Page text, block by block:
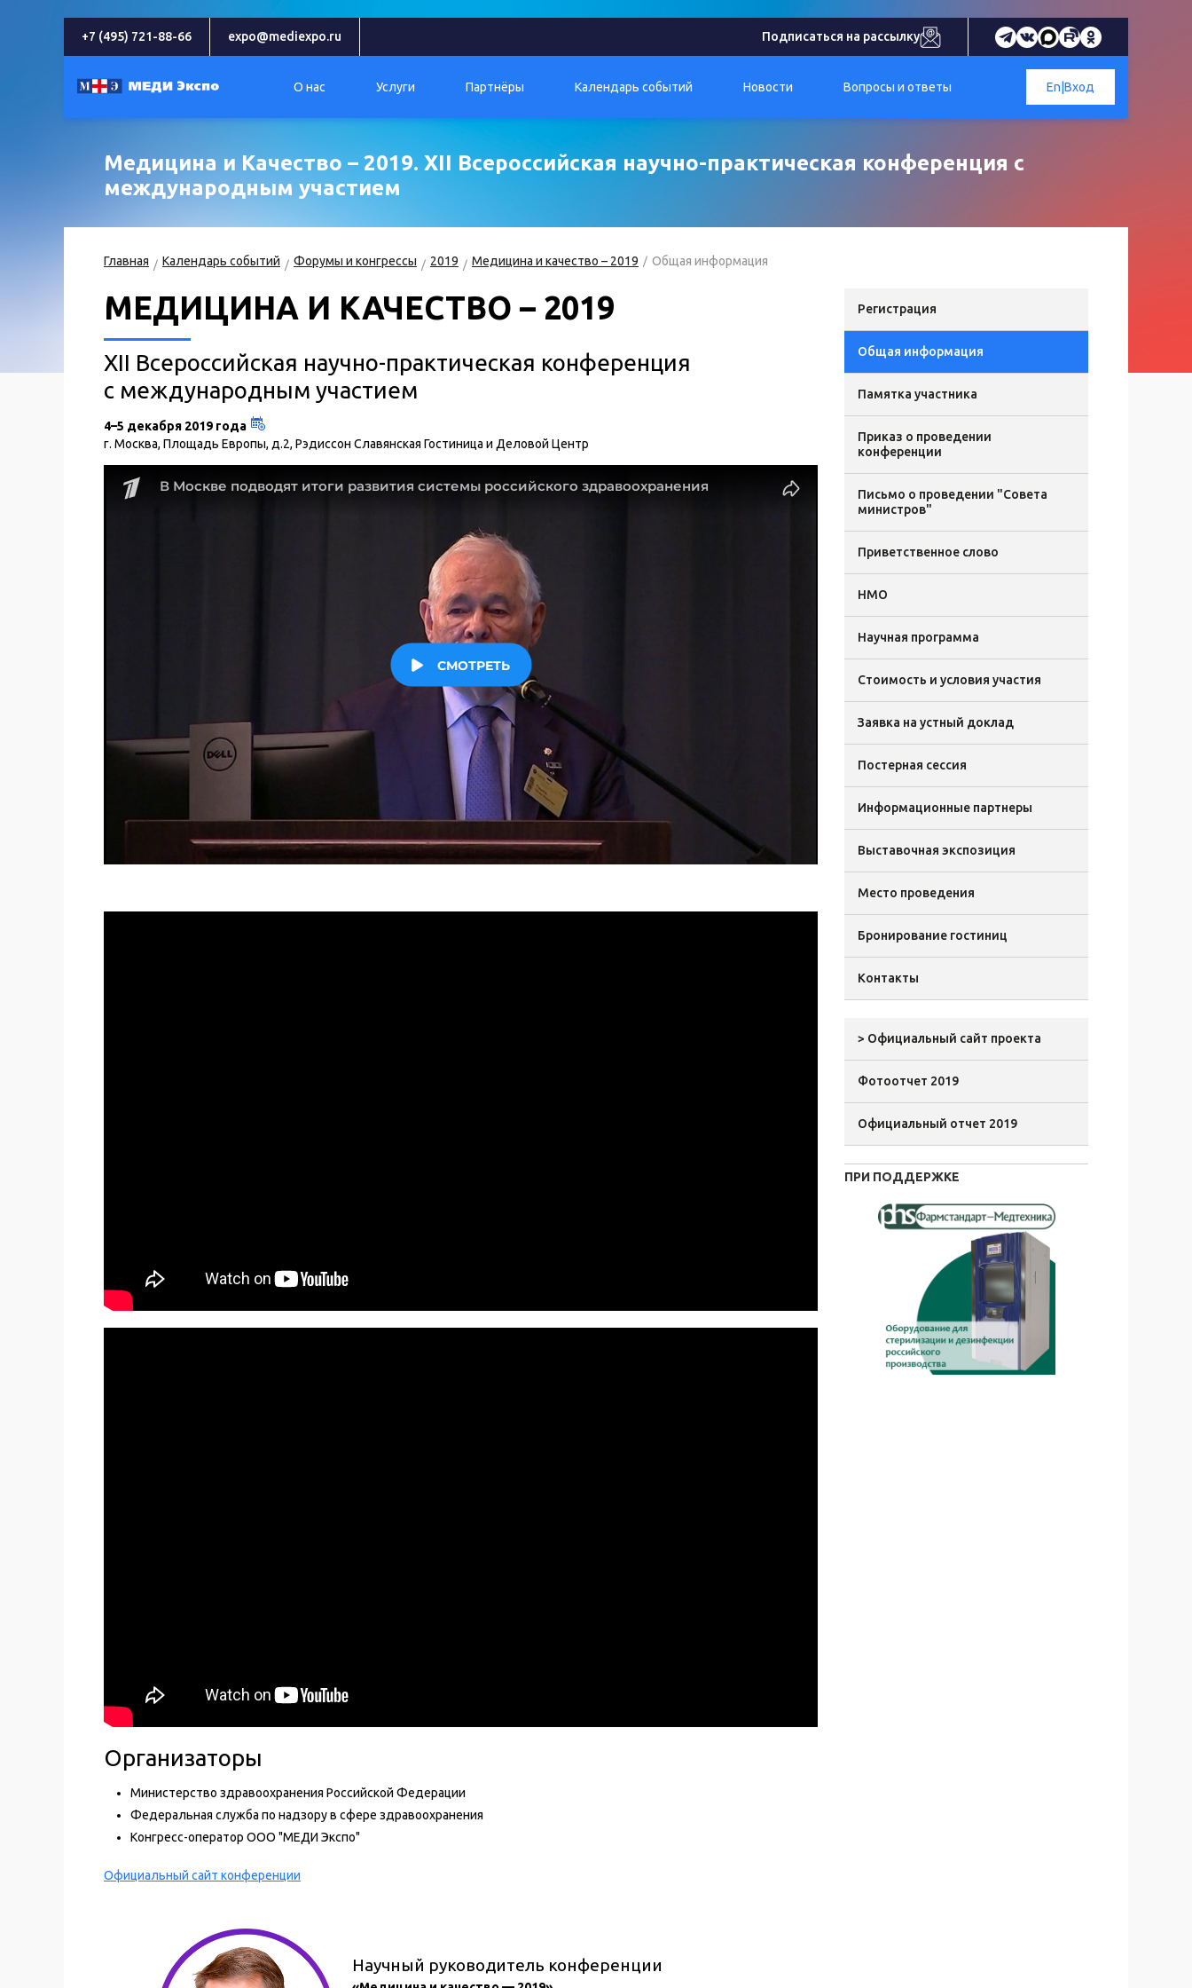
+7 (495) 721-88-66 expo@mediexpo.ru Подписаться на рассылку
О нас Услуги Партнёры Календарь событий Новости Вопросы и ответы Вход
En
Медицина и Качество – 2019. XII Всероссийская научно-практическая конференция с
международным участием
Главная Календарь событий Форумы и конгрессы 2019 Медицина и качество – 2019 Общая информация
МЕДИЦИНА И КАЧЕСТВО – 2019
XII Всероссийская научно-практическая конференция
с международным участием
4–5 декабря 2019 года
г. Москва, Площадь Европы, д.2, Рэдиссон Славянская Гостиница и Деловой Центр
Организаторы
Министерство здравоохранения Российской Федерации
Федеральная служба по надзору в сфере здравоохранения
Конгресс-оператор ООО "МЕДИ Экспо"
Официальный сайт конференции
Научный руководитель конференции
Регистрация
Общая информация
Памятка участника
Приказ о проведении
конференции
Письмо о проведении "Совета
министров"
Приветственное слово
НМО
Научная программа
Стоимость и условия участия
Заявка на устный доклад
Постерная сессия
Информационные партнеры
Выставочная экспозиция
Место проведения
Бронирование гостиниц
Контакты
> Официальный сайт проекта
Фотоотчет 2019
Официальный отчет 2019
ПРИ ПОДДЕРЖКЕ